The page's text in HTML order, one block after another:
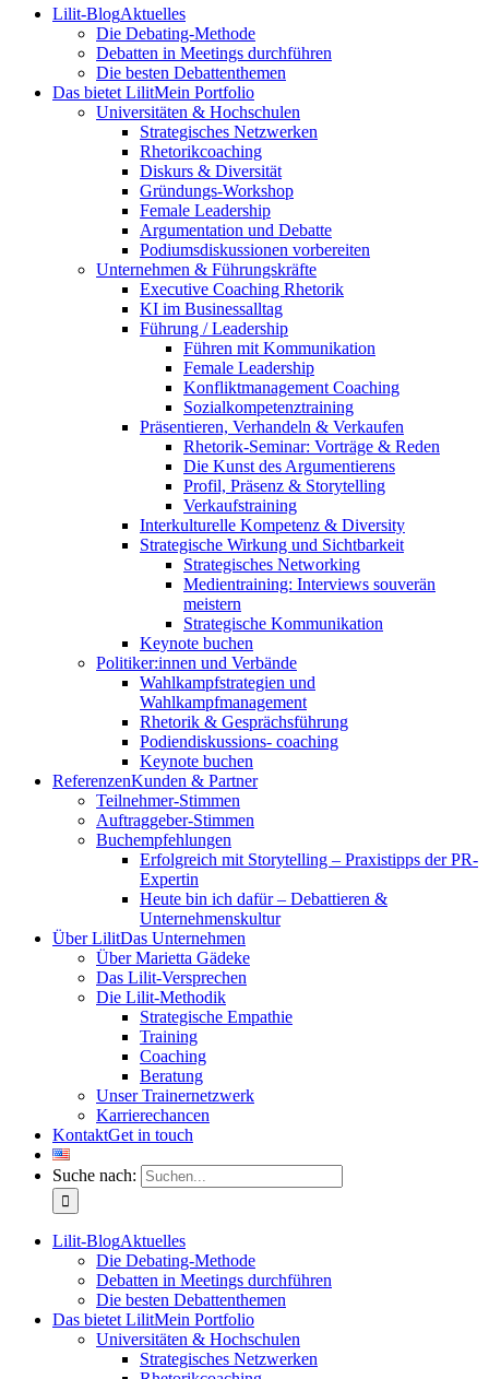
Lilit-BlogAktuelles
Die Debating-Methode
Debatten in Meetings durchführen
Die besten Debattenthemen
Das bietet LilitMein Portfolio
Universitäten & Hochschulen
Strategisches Netzwerken
Rhetorikcoaching
Diskurs & Diversität
Gründungs-Workshop
Female Leadership
Argumentation und Debatte
Podiumsdiskussionen vorbereiten
Unternehmen & Führungskräfte
Executive Coaching Rhetorik
KI im Businessalltag
Führung / Leadership
Führen mit Kommunikation
Female Leadership
Konfliktmanagement Coaching
Sozialkompetenztraining
Präsentieren, Verhandeln & Verkaufen
Rhetorik-Seminar: Vorträge & Reden
Die Kunst des Argumentierens
Profil, Präsenz & Storytelling
Verkaufstraining
Interkulturelle Kompetenz & Diversity
Strategische Wirkung und Sichtbarkeit
Strategisches Networking
Medientraining: Interviews souverän
meistern
Strategische Kommunikation
Keynote buchen
Politiker:innen und Verbände
Wahlkampfstrategien und
Wahlkampfmanagement
Rhetorik & Gesprächsführung
Podiendiskussions- coaching
Keynote buchen
ReferenzenKunden & Partner
Teilnehmer-Stimmen
Auftraggeber-Stimmen
Buchempfehlungen
Erfolgreich mit Storytelling – Praxistipps der PR-
Expertin
Heute bin ich dafür – Debattieren &
Unternehmenskultur
Über LilitDas Unternehmen
Über Marietta Gädeke
Das Lilit-Versprechen
Die Lilit-Methodik
Strategische Empathie
Training
Coaching
Beratung
Unser Trainernetzwerk
Karrierechancen
KontaktGet in touch
Suche nach:
Lilit-BlogAktuelles
Die Debating-Methode
Debatten in Meetings durchführen
Die besten Debattenthemen
Das bietet LilitMein Portfolio
Universitäten & Hochschulen
Strategisches Netzwerken